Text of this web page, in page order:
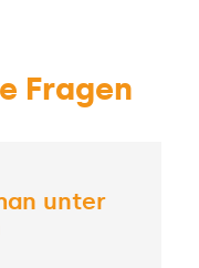
Fragen
unter